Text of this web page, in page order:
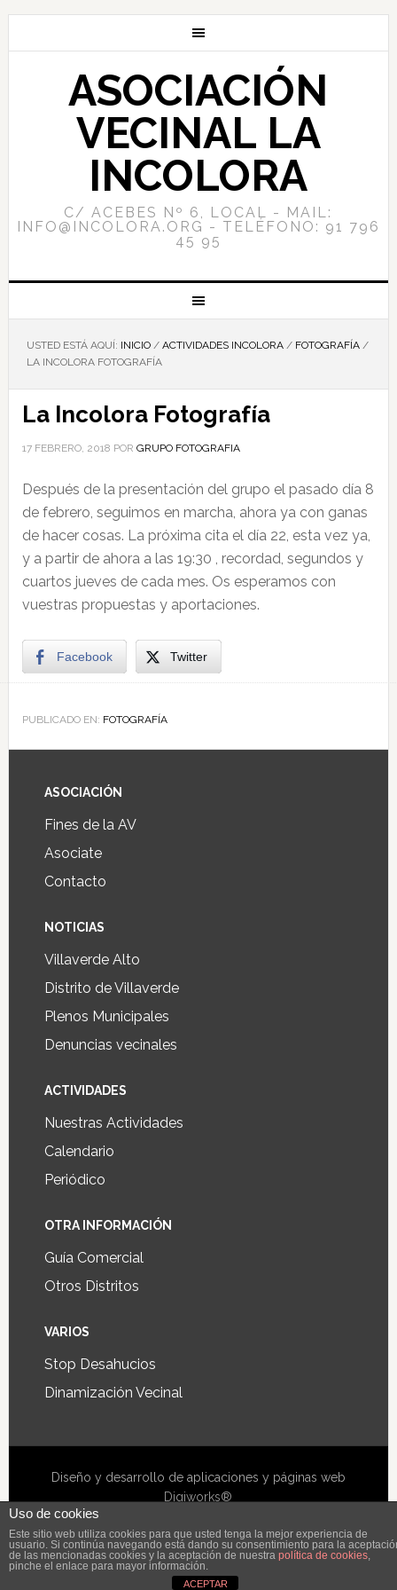
ASOCIACIÓN
VECINAL LA
INCOLORA
C/ ACEBES Nº 6, LOCAL - MAIL:
INFO@INCOLORA.ORG - TELÉFONO: 91 796
45 95
USTED ESTÁ AQUÍ: INICIO / ACTIVIDADES INCOLORA / FOTOGRAFÍA /
LA INCOLORA FOTOGRAFÍA
La Incolora Fotografía
17 FEBRERO, 2018 POR GRUPO FOTOGRAFIA
Después de la presentación del grupo el pasado día 8
de febrero, seguimos en marcha, ahora ya con ganas
de hacer cosas. La próxima cita el día 22, esta vez ya,
y a partir de ahora a las 19:30 , recordad, segundos y
cuartos jueves de cada mes. Os esperamos con
vuestras propuestas y aportaciones.
Facebook Twitter
PUBLICADO EN: FOTOGRAFÍA
ASOCIACIÓN
Fines de la AV
Asociate
Contacto
NOTICIAS
Villaverde Alto
Distrito de Villaverde
Plenos Municipales
Denuncias vecinales
ACTIVIDADES
Nuestras Actividades
Calendario
Periódico
OTRA INFORMACIÓN
Guía Comercial
Otros Distritos
VARIOS
Stop Desahucios
Dinamización Vecinal
Diseño y desarrollo de aplicaciones y páginas web
Digiworks®
Uso de cookies
Este sitio web utiliza cookies para que usted tenga la mejor experiencia de
usuario. Si continúa navegando está dando su consentimiento para la
de las mencionadas cookies y la aceptación de nuestra política de cookies,
pinche el enlace para mayor información.
ACEPTAR